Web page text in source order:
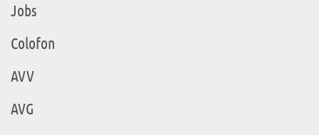
Jobs
Colofon
AVV
AVG